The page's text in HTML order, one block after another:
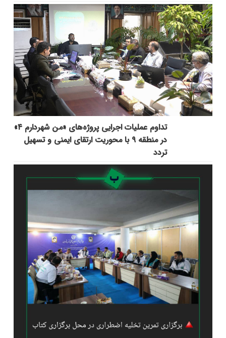
تداوم عملیات اجرایی پروژه‌های «من شهردارم ۴»
در منطقه ۹ با محوریت ارتقای ایمنی و تسهیل
تردد